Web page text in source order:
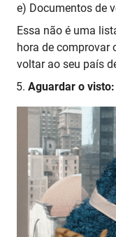
e) Documentos de
Essa não é uma
hora de comprovar
voltar ao seu país
Aguardar o visto: